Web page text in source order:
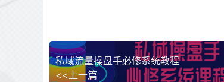
私域流量操盘手必修系统教程
<<上一篇